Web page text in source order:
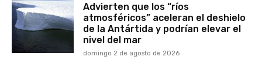
Advierten que los “ríos
atmosféricos” aceleran el deshielo
de la Antártida y podrían elevar el
nivel del mar
domingo 2 de agosto de 2026